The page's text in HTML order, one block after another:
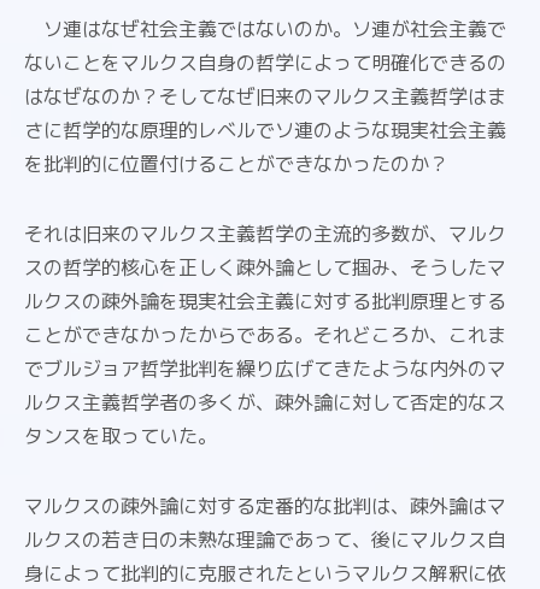
ソ連はなぜ社会主義ではないのか。ソ連が社会主義で
ないことをマルクス自身の哲学によって明確化できるの
はなぜなのか？そしてなぜ旧来のマルクス主義哲学はま
さに哲学的な原理的レベルでソ連のような現実社会主義
を批判的に位置付けることができなかったのか？
それは旧来のマルクス主義哲学の主流的多数が、マルク
スの哲学的核心を正しく疎外論として掴み、そうしたマ
ルクスの疎外論を現実社会主義に対する批判原理とする
ことができなかったからである。それどころか、これま
でブルジョア哲学批判を繰り広げてきたような内外のマ
ルクス主義哲学者の多くが、疎外論に対して否定的なス
タンスを取っていた。
マルクスの疎外論に対する定番的な批判は、疎外論はマ
ルクスの若き日の未熟な理論であって、後にマルクス自
身によって批判的に克服されたというマルクス解釈に依